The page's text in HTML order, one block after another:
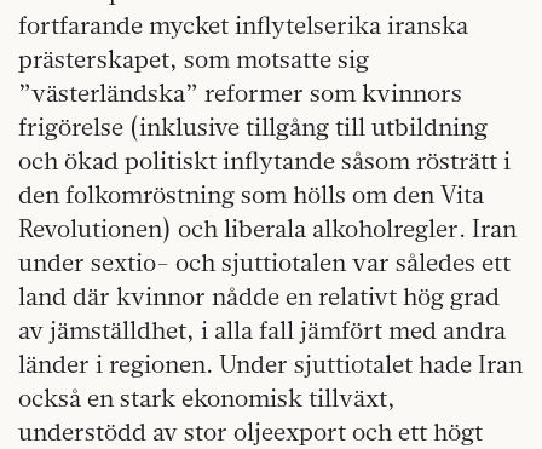
fortfarande mycket inflytelserika iranska
prästerskapet, som motsatte sig
”västerländska” reformer som kvinnors
frigörelse (inklusive tillgång till utbildning
och ökad politiskt inflytande såsom rösträtt i
den folkomröstning som hölls om den Vita
Revolutionen) och liberala alkoholregler. Iran
under sextio- och sjuttiotalen var således ett
land där kvinnor nådde en relativt hög grad
av jämställdhet, i alla fall jämfört med andra
länder i regionen. Under sjuttiotalet hade Iran
också en stark ekonomisk tillväxt,
understödd av stor oljeexport och ett högt